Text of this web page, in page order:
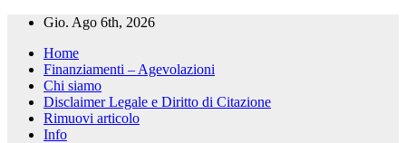
Salta
contenuto
Gio. Ago 6th, 2026
Home
Finanziamenti – Agevolazioni
Chi siamo
Disclaimer Legale e Diritto di Citazione
Rimuovi articolo
Info